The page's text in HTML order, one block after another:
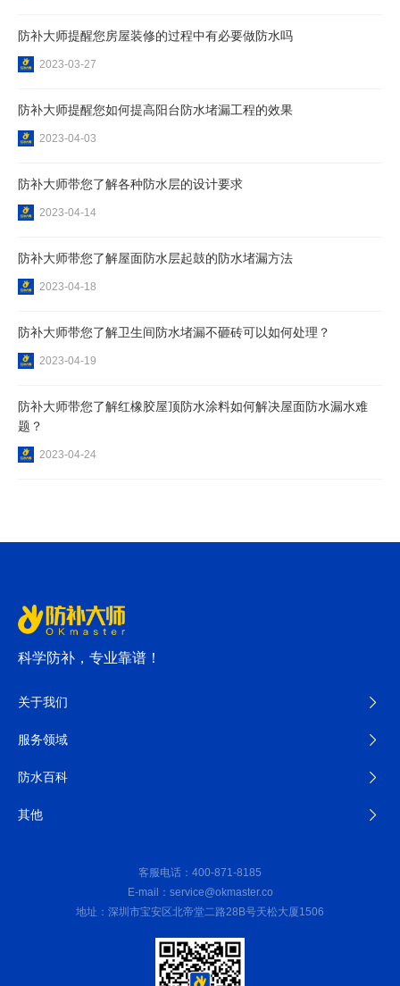
防补大师提醒您房屋装修的过程中有必要做防水吗
2023-03-27
防补大师提醒您如何提高阳台防水堵漏工程的效果
2023-04-03
防补大师带您了解各种防水层的设计要求
2023-04-14
防补大师带您了解屋面防水层起鼓的防水堵漏方法
2023-04-18
防补大师带您了解卫生间防水堵漏不砸砖可以如何处理？
2023-04-19
防补大师带您了解红橡胶屋顶防水涂料如何解决屋面防水漏水难
题？
2023-04-24
科学防补，专业靠谱！
关于我们
服务领域
防水百科
其他
客服电话：400-871-8185
E-mail：service@okmaster.co
地址：深圳市宝安区北帝堂二路28B号天松大厦1506